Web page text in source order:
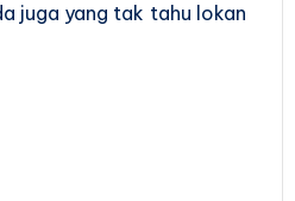
juga yang tak tahu lokan